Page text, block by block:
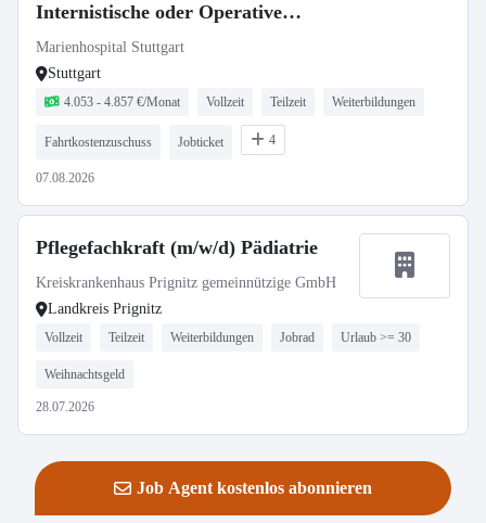
Internistische oder Operative
Intensivstation - Voll- oder Teilzeit
Marienhospital Stuttgart
Stuttgart
4.053 - 4.857 €/Monat Vollzeit Teilzeit Weiterbildungen
Fahrtkostenzuschuss Jobticket 4
07.08.2026
Pflegefachkraft (m/w/d) Pädiatrie
Kreiskrankenhaus Prignitz gemeinnützige GmbH
Landkreis Prignitz
Vollzeit Teilzeit Weiterbildungen Jobrad Urlaub >= 30
Weihnachtsgeld
28.07.2026
Job Agent kostenlos abonnieren